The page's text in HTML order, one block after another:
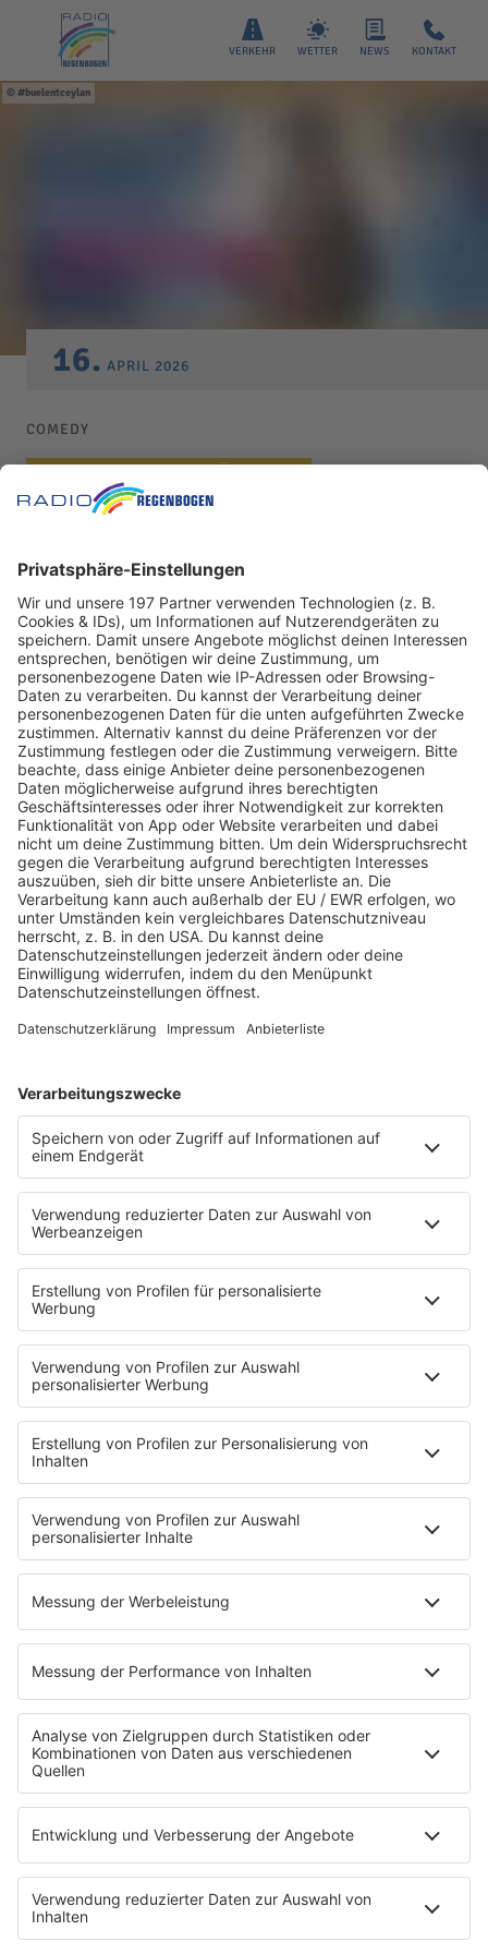
VERKEHR WETTER NEWS KONTAKT
#buelentceylan
16. APRIL 2026
COMEDY
RADIO REGENBOGEN PRÄSENTIERT
BÜLENT CEYLAN
DIKTATÜRK 2026
19:00 -22:00Uhr
74075, Heilbronn
red Blue
Wannenäckerstraße 50
TICKETS
Bülent hat die Nase voll. Überall Diktatoren! Egal ob
Politik, Mode, Beziehung oder Ernährung – ständig will Dir
einer sagen, was Du zu tun hast.
Aber nicht mit Bülent. Ab heute wird zurückdiktiert!
STARTSEITE
SERVICE
Kontakt
Newsletter
Jobs & Praktika
Pressekontakt
Presse & Downloads
Verkehr
Wetter
EMPFANG
Übersicht
RADIO REGENBOGEN App
radio.de
radioplayer.de
Partner
WERBUNG
Leistungen und Produkte
Ansprechpartner
RECHTLICHES
Impressum
Datenschutz
Datenschutzeinstellungen
Datenverarbeitung bei Gewinnspielen
Teilnahmebedingungen
Gewinnspielregeln Social Media
Bildnachweise
KI-Leitlinie